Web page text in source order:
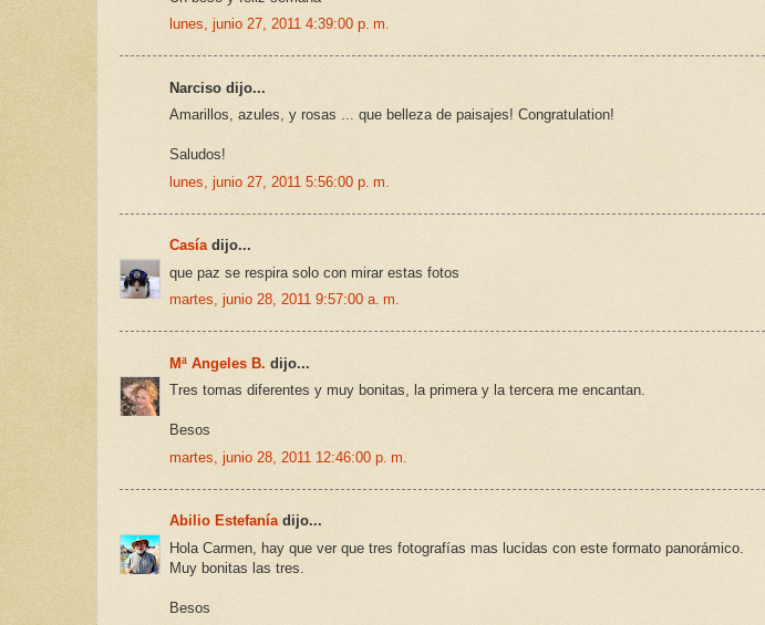
lunes, junio 27, 2011 4:39:00 p. m.
Narciso dijo...
Amarillos, azules, y rosas ... que belleza de paisajes! Congratulation!
Saludos!
lunes, junio 27, 2011 5:56:00 p. m.
Casíadijo...
que paz se respira solo con mirar estas fotos
martes, junio 28, 2011 9:57:00 a. m.
Mª Angeles B. dijo...
Tres tomas diferentes y muy bonitas, la primera y la tercera me encantan.
Besos
martes, junio 28, 2011 12:46:00 p. m.
Abilio Estefaníadijo...
Hola Carmen, hay que ver que tres fotografías mas lucidas con este formato panorámico.
Muy bonitas las tres.
Besos